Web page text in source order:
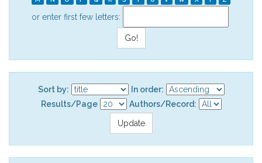
or enter first few letters:
Sort by:
In order:
Results/Page
Authors/Record: